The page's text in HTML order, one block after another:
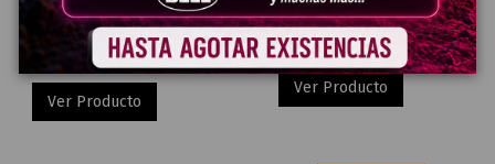
ROCKHOPPER SPORT KH
29
749,00 €
Ver Producto
OIZ M-
LTD 2025
CUSTOM
Ver Producto